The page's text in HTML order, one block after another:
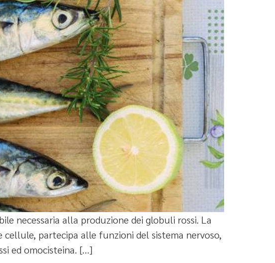
necessaria alla produzione dei globuli rossi. La
cellule, partecipa alle funzioni del sistema nervoso,
ed omocisteina. […]